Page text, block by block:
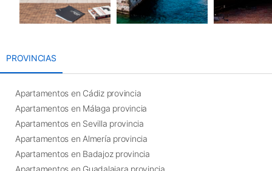
PROVINCIAS
Apartamentos en Cádiz provincia
Apartamentos en Málaga provincia
Apartamentos en Sevilla provincia
Apartamentos en Almería provincia
Apartamentos en Badajoz provincia
Apartamentos en Guadalajara provincia